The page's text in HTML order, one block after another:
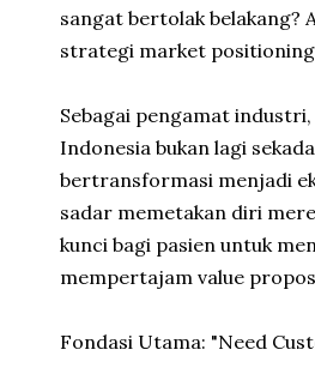
sangat bertolak belakang?
strategi market positioning
Sebagai pengamat
Indonesia bukan lagi
bertransformasi menjadi
sadar memetakan diri
kunci bagi pasien untuk
mempertajam value
Fondasi Utama: "Need